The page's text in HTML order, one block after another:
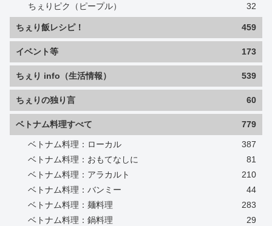
ちぇりピク（ピープル）
32
ちぇり飯レシピ！ 459
イベント等 173
ちぇり info（生活情報） 539
ちぇりの独り言 60
ベトナム料理すべて 779
ベトナム料理：ローカル
387
ベトナム料理：おもてなしに
81
ベトナム料理：アラカルト
210
ベトナム料理：バンミー
44
ベトナム料理：麺料理
283
ベトナム料理：鍋料理
29